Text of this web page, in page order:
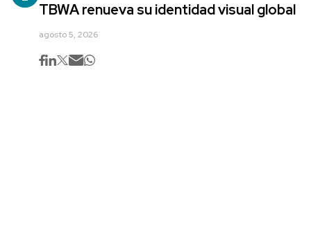
TBWA renueva su identidad visual global
agosto 5, 2026